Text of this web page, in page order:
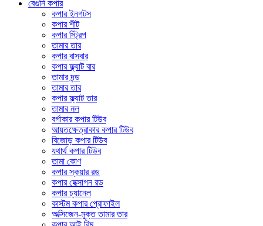
বেগুনি কপার
কপার ইনগটস
কপার শীট
কপার স্ট্রিপ
তামার তার
কপার বাসবার
কপার ফ্ল্যাট বার
তামার দন্ড
তামার তার
কপার ফ্ল্যাট তার
তামার নল
বর্গাকার কপার টিউব
আয়তক্ষেত্রাকার কপার টিউব
বিজোড় কপার টিউব
যথার্থ কপার টিউব
তামা কোণ
কপার স্কয়ার রড
কপার হেক্সাগন রড
কপার চ্যানেল
কাস্টম কপার প্রোফাইল
অক্সিজেন-মুক্ত তামার তার